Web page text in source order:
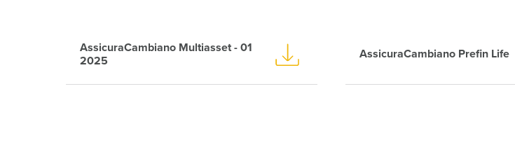
AssicuraCambiano Multiasset - 01
2025
AssicuraCambiano Prefin Life